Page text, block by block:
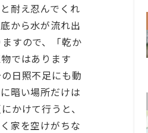
耐え忍んでくれ
から水が流れ出
すので、「乾か
ではあります
日照不足にも動
暗い場所だけは
かけて行うと、
家を空けがちな